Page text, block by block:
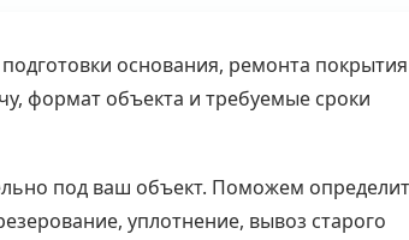
основания, ремонта
формат объекта и требуемые сроки
под ваш объект. Поможем
уплотнение, вывоз старого